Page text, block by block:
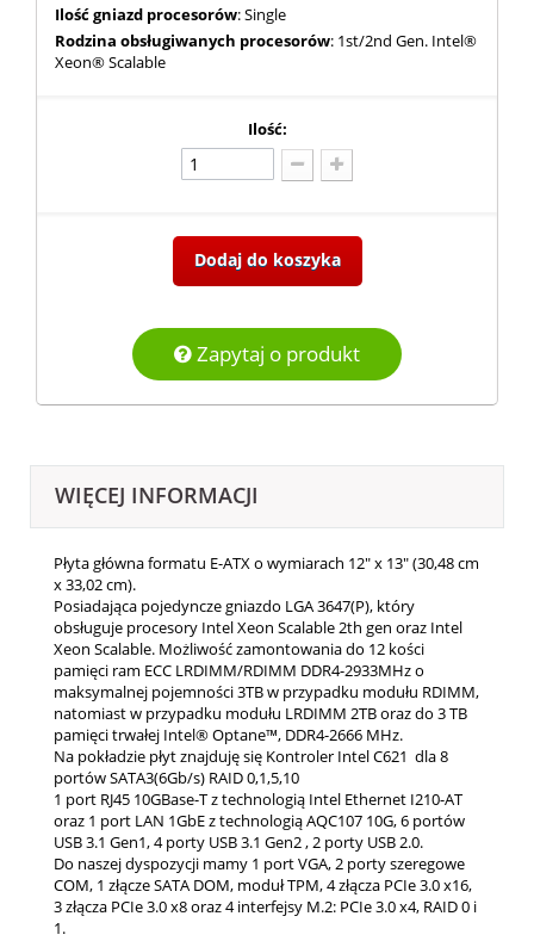
Ilość gniazd procesorów: Single
Rodzina obsługiwanych procesorów: 1st/2nd Gen. Intel®
Xeon® Scalable
Ilość:
Dodaj do koszyka
Zapytaj o produkt
WIĘCEJ INFORMACJI
Płyta główna formatu E-ATX o wymiarach 12" x 13" (30,48 cm
x 33,02 cm).
Posiadająca pojedyncze gniazdo LGA 3647(P), który
obsługuje procesory Intel Xeon Scalable 2th gen oraz Intel
Xeon Scalable. Możliwość zamontowania do 12 kości
pamięci ram ECC LRDIMM/RDIMM DDR4-2933MHz o
maksymalnej pojemności 3TB w przypadku modułu RDIMM,
natomiast w przypadku modułu LRDIMM 2TB oraz do 3 TB
pamięci trwałej Intel® Optane™, DDR4-2666 MHz.
Na pokładzie płyt znajduję się Kontroler Intel C621 dla 8
portów SATA3(6Gb/s) RAID 0,1,5,10
1 port RJ45 10GBase-T z technologią Intel Ethernet I210-AT
oraz 1 port LAN 1GbE z technologią AQC107 10G, 6 portów
USB 3.1 Gen1, 4 porty USB 3.1 Gen2 , 2 porty USB 2.0.
Do naszej dyspozycji mamy 1 port VGA, 2 porty szeregowe
COM, 1 złącze SATA DOM, moduł TPM, 4 złącza PCIe 3.0 x16,
3 złącza PCIe 3.0 x8 oraz 4 interfejsy M.2: PCIe 3.0 x4, RAID 0 i
1.